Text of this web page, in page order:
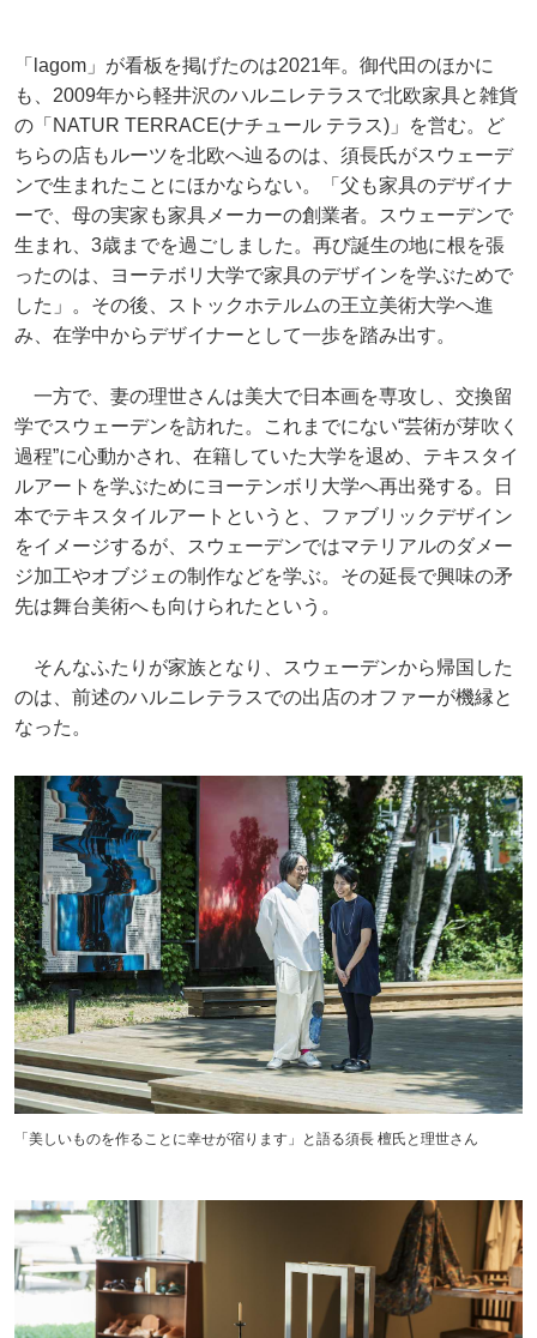
「lagom」が看板を掲げたのは2021年。御代田のほかに
も、2009年から軽井沢のハルニレテラスで北欧家具と雑貨
の「NATUR TERRACE(ナチュール テラス)」を営む。ど
ちらの店もルーツを北欧へ辿るのは、須長氏がスウェーデ
ンで生まれたことにほかならない。「父も家具のデザイナ
ーで、母の実家も家具メーカーの創業者。スウェーデンで
生まれ、3歳までを過ごしました。再び誕生の地に根を張
ったのは、ヨーテボリ大学で家具のデザインを学ぶためで
した」。その後、ストックホテルムの王立美術大学へ進
み、在学中からデザイナーとして一歩を踏み出す。
一方で、妻の理世さんは美大で日本画を専攻し、交換留
学でスウェーデンを訪れた。これまでにない“芸術が芽吹く
過程”に心動かされ、在籍していた大学を退め、テキスタイ
ルアートを学ぶためにヨーテンボリ大学へ再出発する。日
本でテキスタイルアートというと、ファブリックデザイン
をイメージするが、スウェーデンではマテリアルのダメー
ジ加工やオブジェの制作などを学ぶ。その延長で興味の矛
先は舞台美術へも向けられたという。
そんなふたりが家族となり、スウェーデンから帰国した
のは、前述のハルニレテラスでの出店のオファーが機縁と
なった。
「美しいものを作ることに幸せが宿ります」と語る須長 檀氏と理世さん